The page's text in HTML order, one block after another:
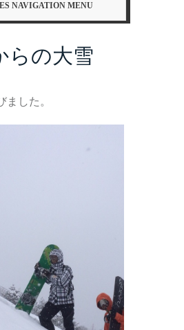
NAVIGATION MENU
らの大雪
ました。